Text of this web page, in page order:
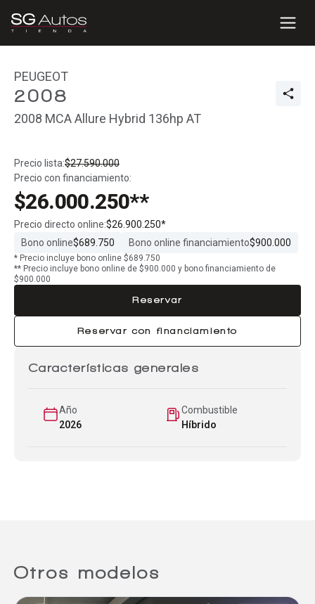
PEUGEOT
2008
2008 MCA Allure Hybrid 136hp AT
Precio lista:$27.590.000
Precio con financiamiento:
$26.000.250**
Precio directo online:$26.900.250*
Bono online$689.750 Bono online financiamiento$900.000
* Precio incluye bono online $689.750
** Precio incluye bono online de $900.000 y bono financiamiento de
$900.000
Reservar
Reservar con financiamiento
Características generales
Año
2026
Combustible
Híbrido
Otros modelos